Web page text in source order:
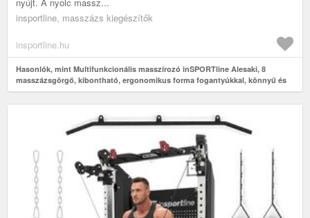
insportline, masszázs kiegészítők
insportline.hu
Hasonlók, mint Multifunkcionális masszírozó inSPORTline Alesaki, 8
masszázsgörgő, kibontható, ergonomikus forma fogantyúkkal, könnyű és
tartós konstrukció